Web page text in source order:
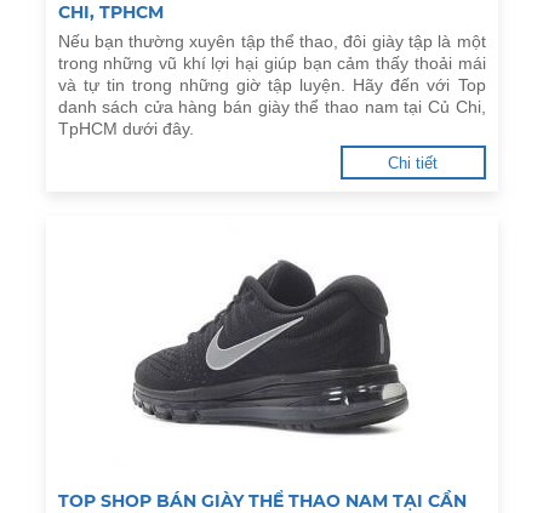
CHI, TPHCM
Nếu bạn thường xuyên tập thể thao, đôi giày tập là một
trong những vũ khí lợi hại giúp bạn cảm thấy thoải mái
và tự tin trong những giờ tập luyện. Hãy đến với Top
danh sách cửa hàng bán giày thể thao nam tại Củ Chi,
TpHCM dưới đây.
Chi tiết
TOP SHOP BÁN GIÀY THỂ THAO NAM TẠI CẦN